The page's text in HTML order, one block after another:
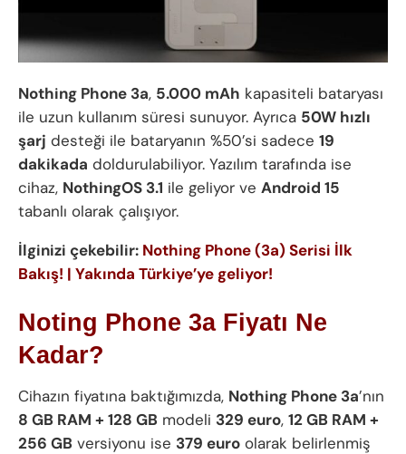
Nothing Phone 3a, 5.000 mAh kapasiteli bataryası
ile uzun kullanım süresi sunuyor. Ayrıca 50W hızlı
şarj desteği ile bataryanın %50’si sadece 19
dakikada doldurulabiliyor. Yazılım tarafında ise
cihaz, NothingOS 3.1 ile geliyor ve Android 15
tabanlı olarak çalışıyor.
İlginizi çekebilir: Nothing Phone (3a) Serisi İlk
Bakış! | Yakında Türkiye’ye geliyor!
Noting Phone 3a Fiyatı Ne
Kadar?
Cihazın fiyatına baktığımızda, Nothing Phone 3a’nın
8 GB RAM + 128 GB modeli 329 euro, 12 GB RAM +
256 GB versiyonu ise 379 euro olarak belirlenmiş